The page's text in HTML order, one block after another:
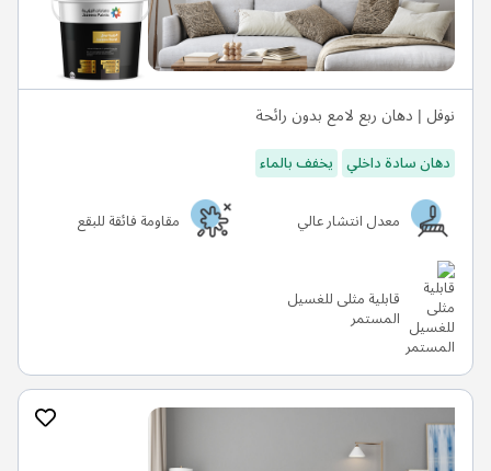
نوفل | دهان ربع لامع بدون رائحة
دهان سادة داخلي يخفف بالماء
معدل انتشار عالي
مقاومة فائقة للبقع
قابلية مثلى للغسيل
المستمر